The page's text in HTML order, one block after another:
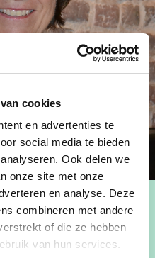
cookies
en advertenties te
social media te bieden
Ook delen we
onze site met onze
en analyse. Deze
combineren met andere
of die ze hebben
van hun services.